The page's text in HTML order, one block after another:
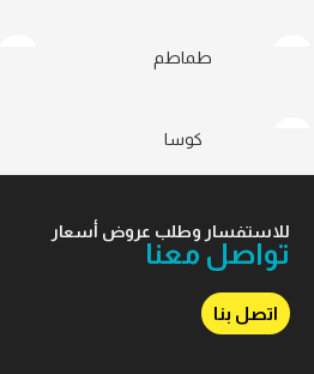
طماطم
كوسا
للاستفسار وطلب عروض أسعار
تواصل معنا
اتصل بنا